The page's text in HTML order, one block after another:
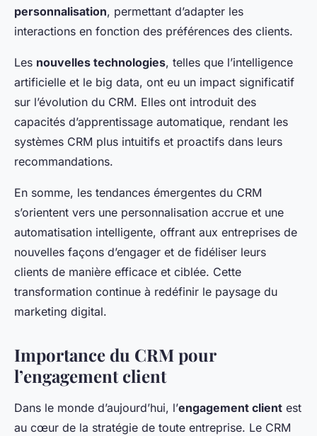
personnalisation, permettant d’adapter les
interactions en fonction des préférences des clients.
Les nouvelles technologies, telles que l’intelligence
artificielle et le big data, ont eu un impact significatif
sur l’évolution du CRM. Elles ont introduit des
capacités d’apprentissage automatique, rendant les
systèmes CRM plus intuitifs et proactifs dans leurs
recommandations.
En somme, les tendances émergentes du CRM
s’orientent vers une personnalisation accrue et une
automatisation intelligente, offrant aux entreprises de
nouvelles façons d’engager et de fidéliser leurs
clients de manière efficace et ciblée. Cette
transformation continue à redéfinir le paysage du
marketing digital.
Importance du CRM pour
l’engagement client
Dans le monde d’aujourd’hui, l’engagement client est
au cœur de la stratégie de toute entreprise. Le CRM